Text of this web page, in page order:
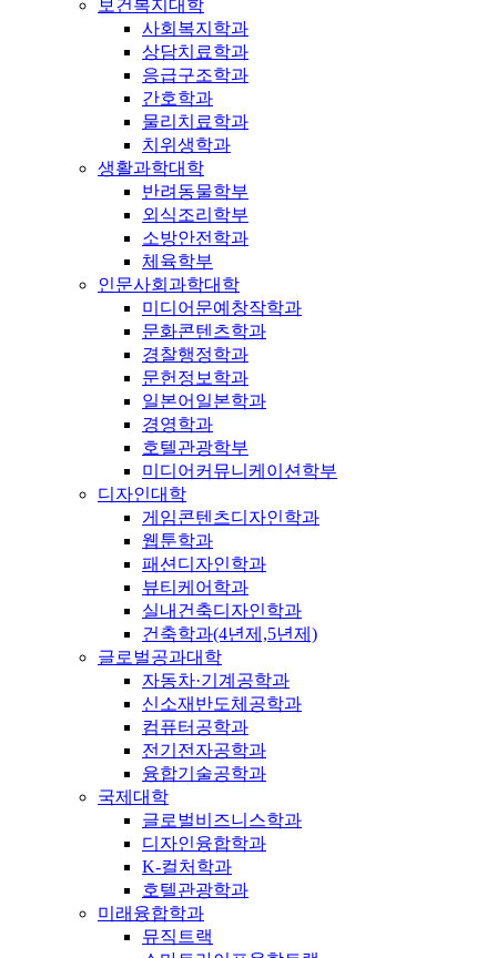
보건복지대학
사회복지학과
상담치료학과
응급구조학과
간호학과
물리치료학과
치위생학과
생활과학대학
반려동물학부
외식조리학부
소방안전학과
체육학부
인문사회과학대학
미디어문예창작학과
문화콘텐츠학과
경찰행정학과
문헌정보학과
일본어일본학과
경영학과
호텔관광학부
미디어커뮤니케이션학부
디자인대학
게임콘텐츠디자인학과
웹툰학과
패션디자인학과
뷰티케어학과
실내건축디자인학과
건축학과(4년제,5년제)
글로벌공과대학
자동차·기계공학과
신소재반도체공학과
컴퓨터공학과
전기전자공학과
융합기술공학과
국제대학
글로벌비즈니스학과
디자인융합학과
K-컬처학과
호텔관광학과
미래융합학과
뮤직트랙